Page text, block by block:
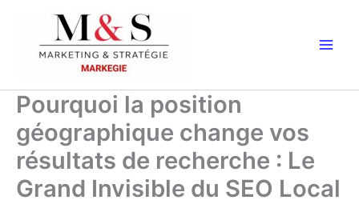
contenu
Pourquoi la position
géographique change vos
résultats de recherche : Le
Grand Invisible du SEO Local